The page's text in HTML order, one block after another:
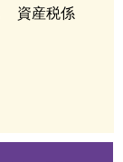
資産税係